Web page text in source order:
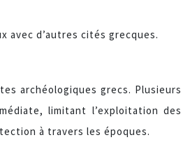
avec d’autres cités grecques.
archéologiques grecs. Plusieurs
limitant l’exploitation des
à travers les époques.